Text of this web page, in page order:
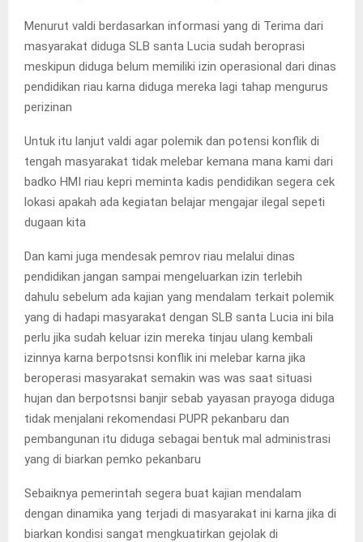
Menurut valdi berdasarkan informasi yang di Terima dari
masyarakat diduga SLB santa Lucia sudah beroprasi
meskipun diduga belum memiliki izin operasional dari dinas
pendidikan riau karna diduga mereka lagi tahap mengurus
perizinan
Untuk itu lanjut valdi agar polemik dan potensi konflik di
tengah masyarakat tidak melebar kemana mana kami dari
badko HMI riau kepri meminta kadis pendidikan segera cek
lokasi apakah ada kegiatan belajar mengajar ilegal sepeti
dugaan kita
Dan kami juga mendesak pemrov riau melalui dinas
pendidikan jangan sampai mengeluarkan izin terlebih
dahulu sebelum ada kajian yang mendalam terkait polemik
yang di hadapi masyarakat dengan SLB santa Lucia ini bila
perlu jika sudah keluar izin mereka tinjau ulang kembali
izinnya karna berpotsnsi konflik ini melebar karna jika
beroperasi masyarakat semakin was was saat situasi
hujan dan berpotsnsi banjir sebab yayasan prayoga diduga
tidak menjalani rekomendasi PUPR pekanbaru dan
pembangunan itu diduga sebagai bentuk mal administrasi
yang di biarkan pemko pekanbaru
Sebaiknya pemerintah segera buat kajian mendalam
dengan dinamika yang terjadi di masyarakat ini karna jika di
biarkan kondisi sangat mengkuatirkan gejolak di